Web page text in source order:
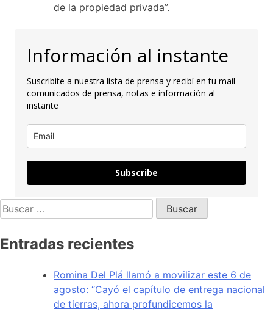
de la propiedad privada”.
Información al instante
Suscribite a nuestra lista de prensa y recibí en tu mail
comunicados de prensa, notas e información al
instante
Subscribe
Entradas recientes
Romina Del Plá llamó a movilizar este 6 de
agosto: “Cayó el capítulo de entrega nacional
de tierras, ahora profundicemos la